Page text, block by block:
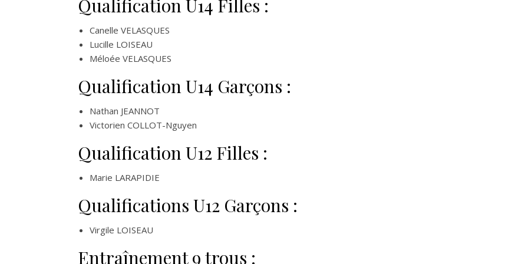
Qualification U14 Filles :
Canelle VELASQUES
Lucille LOISEAU
Méloée VELASQUES
Qualification U14 Garçons :
Nathan JEANNOT
Victorien COLLOT-Nguyen
Qualification U12 Filles :
Marie LARAPIDIE
Qualifications U12 Garçons :
Virgile LOISEAU
Entraînement 9 trous :